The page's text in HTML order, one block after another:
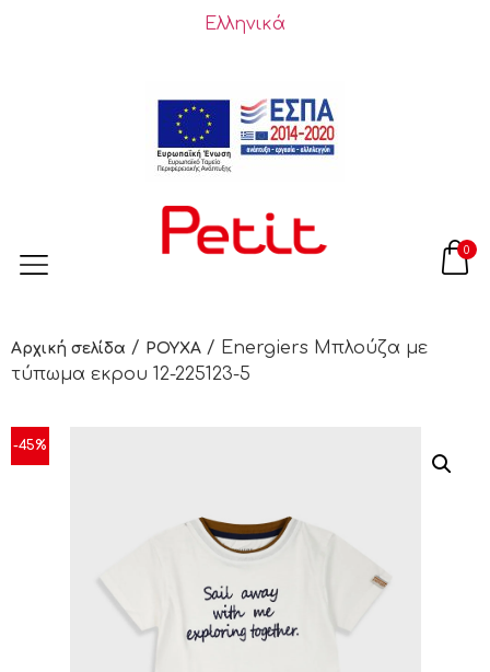
Ελληνικά
0
Αρχική σελίδα / ΡΟΥΧΑ / Energiers Μπλούζα με
τύπωμα εκρου 12-225123-5
-45%